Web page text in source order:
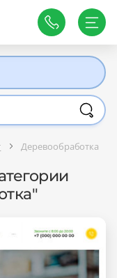
Деревообработка